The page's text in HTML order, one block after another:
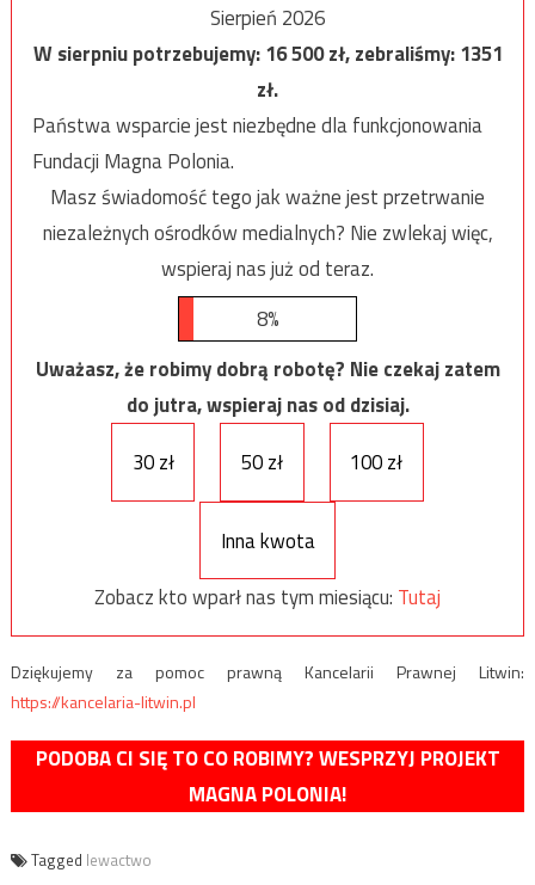
Sierpień 2026
W sierpniu potrzebujemy:16 500zł, zebraliśmy:1351
zł.
Państwa wsparcie jest niezbędne dla funkcjonowania
Fundacji Magna Polonia.
Masz świadomość tego jak ważne jest przetrwanie
niezależnych ośrodków medialnych? Nie zwlekaj więc,
wspieraj nas już od teraz.
8%
Uważasz, że robimy dobrą robotę? Nie czekaj zatem
do jutra, wspieraj nas od dzisiaj.
30 zł
50 zł 100 zł
Inna kwota
Zobacz kto wparł nas tym miesiącu: Tutaj
Dziękujemy za pomoc prawną Kancelarii Prawnej Litwin:
https://kancelaria-litwin.pl
PODOBA CI SIĘ TO CO ROBIMY? WESPRZYJ PROJEKT
MAGNA POLONIA!
Tagged lewactwo